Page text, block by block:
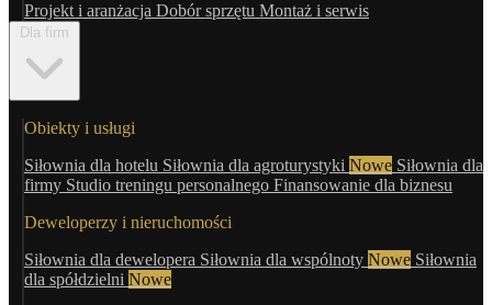
Projekt i aranżacja Dobór sprzętu Montaż i serwis
Dla firm
Obiekty i usługi
Siłownia dla hotelu Siłownia dla agroturystyki Nowe Siłownia dla
firmy Studio treningu personalnego Finansowanie dla biznesu
Deweloperzy i nieruchomości
Siłownia dla dewelopera Siłownia dla wspólnoty Nowe Siłownia
dla spółdzielni Nowe